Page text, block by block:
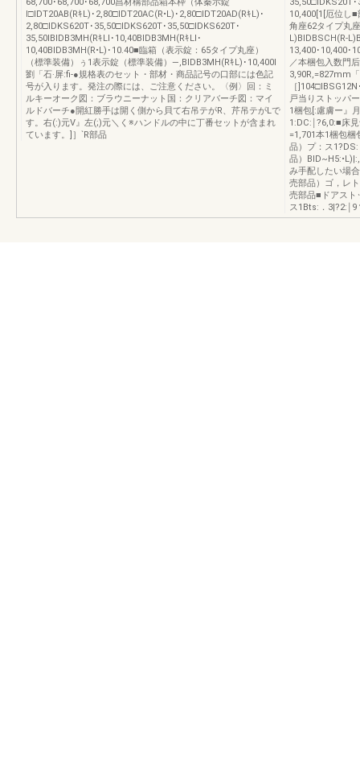
I□IDT20AB(RｷL)･2,80□IDT20AC(R•L)･2,80□IDT20AD(RｷL)･
2,80□IDKS620T･35,50□IDKS620T･35,50□IDKS620T･
35,50IBIDB3MH(RｷLl･10,40BIDB3MH(RｷLl･
10,40BIDB3MH(R•L)･10.40■臨箱（表示錠：65タイプ丸座）
（標準装備）ぅ1表示錠（標準装備）—,BIDB3MH(RｷL)･10,400l
劉「石·屏:fi-●規格表のセット・部材・商品記号の口部には色記
号が入ります。発注の際には、ご注意ください。〈例〉回：ミ
ルキーオーク図：ブラウニーナット国：クリアバーチ図：マイ
ルドバーチ●開紅勝手は開く側から貝て右吊テがR、芹吊テがLで
す。右(:)元V』左(;)元＼く※ハンドルの中に丁番セットが含まれ
ています。]］`R部品
10,400[1[厄位し
角座62タイプ丸
L)BIDBSCH(R-
13,400･10,400･
／本梱包入数門
3,90R,=827mm
［
戸当りストッパ
1梱包[:慮膚ー』
1:DC:￨?6,0:■床
=1,701本1梱包
品）プ：ス
品）
み手配したい場
売部品）ゴ，レ
売部品■ドアスト
ス1Bts:．3|?2:￨9